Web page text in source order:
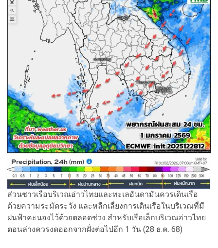
ส่วนชาวเรือบริเวณอ่าวไทยและทะเลอันดามันควรเดินเรือ
ด้วยความระมัดระวัง และหลีกเลี่ยงการเดินเรือในบริเวณที่มี
ฝนฟ้าคะนองไว้ด้วยตลอดช่วง สำหรับเรือเล็กบริเวณอ่าวไทย
ตอนล่างควรงดออกจากฝั่งต่อไปอีก 1 วัน (28 ธ.ค. 68)